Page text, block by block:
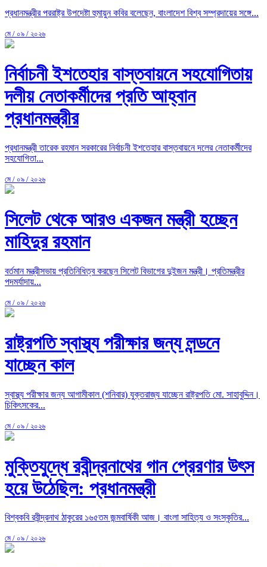
প্রধানমন্ত্রীর পররাষ্ট্র উপদেষ্টা হুমায়ুন কবির বলেছেন, বাংলাদেশ বিশ্ব সম্প্রদায়ের সঙ্গে...
মে / ০৯ / ২০২৬
নির্বাচনী ইশতেহার বাস্তবায়নে সহযোগিতায়
দলীয় নেতাকর্মীদের প্রতি আহ্বান
প্রধানমন্ত্রীর
প্রধানমন্ত্রী তারেক রহমান সরকারের নির্বাচনী ইশতেহার বাস্তবায়নে দলের নেতাকর্মীদের
সহযোগিতা...
মে / ০৯ / ২০২৬
সিলেট থেকে আরও একজন মন্ত্রী হচ্ছেন
মাহিদুর রহমান
বর্তমান মন্ত্রীসভায় প্রতিনিধিত্ব করছেন সিলেট বিভাগের দুইজন মন্ত্রী। প্রতিমন্ত্রীর
পদমর্যাদায়...
মে / ০৯ / ২০২৬
রাষ্ট্রপতি স্বাস্থ্য পরীক্ষার জন্য লন্ডনে
যাচ্ছেন কাল
স্বাস্থ্য পরীক্ষার জন্য আগামীকাল (শনিবার) যুক্তরাজ্য যাচ্ছেন রাষ্ট্রপতি মো. সাহাবুদ্দিন।
চিকিৎসকের...
মে / ০৯ / ২০২৬
মুক্তিযুদ্ধে রবীন্দ্রনাথের গান প্রেরণার উৎস
হয়ে উঠেছিল: প্রধানমন্ত্রী
বিশ্বকবি রবীন্দ্রনাথ ঠাকুরের ১৬৫তম জন্মবার্ষিকী আজ। বাংলা সাহিত্য ও সংস্কৃতির...
মে / ০৯ / ২০২৬